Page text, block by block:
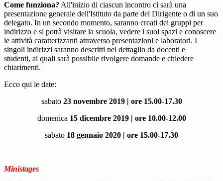
Come funziona? All'inizio di ciascun incontro ci sarà una
presentazione generale dell'Istituto da parte del Dirigente o di un suo
delegato. In un secondo momento, saranno creati dei gruppi per
indirizzo e si potrà visitare la scuola, vedere i suoi spazi e conoscere
le attività caratterizzanti attraverso presentazioni e laboratori. I
singoli indirizzi saranno descritti nel dettaglio da docenti e
studenti, ai quali sarà possibile rivolgere domande e chiedere
chiarimenti.
Ecco qui le date:
sabato 23 novembre 2019 | ore 15.00-17.30
domenica 15 dicembre 2019 | ore 10.00-12.00
sabato 18 gennaio 2020 | ore 15.00-17.30
Ministages